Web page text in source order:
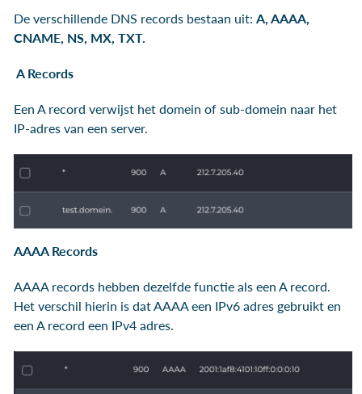
De verschillende DNS records bestaan uit: A, AAAA,
CNAME, NS, MX, TXT.
A Records
Een A record verwijst het domein of sub-domein naar het
IP-adres van een server.
AAAA Records
AAAA records hebben dezelfde functie als een A record.
Het verschil hierin is dat AAAA een IPv6 adres gebruikt en
een A record een IPv4 adres.